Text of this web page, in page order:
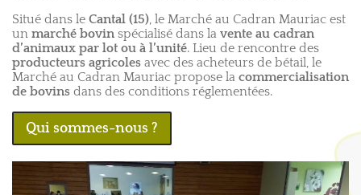
Situé dans le Cantal (15), le Marché au Cadran Mauriac est
un marché bovin spécialisé dans la vente au cadran
d’animaux par lot ou à l’unité. Lieu de rencontre des
producteurs agricoles avec des acheteurs de bétail, le
Marché au Cadran Mauriac propose la commercialisation
de bovins dans des conditions réglementées.
Qui sommes-nous ?